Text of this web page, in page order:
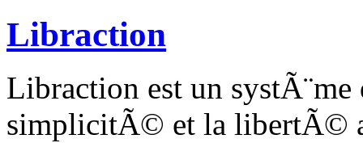
Libraction
Libraction est un
simplicitÃ© et la libertÃ©